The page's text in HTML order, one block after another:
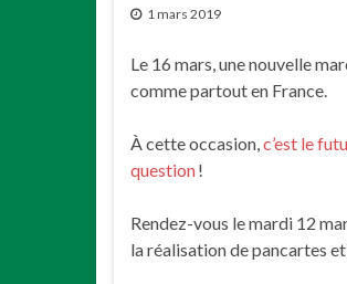
1 mars 2019
Le 16 mars, une nouvelle
comme partout en France.
À cette occasion,c’est le
question!
Rendez-vous le mardi 12
la réalisation de pancartes